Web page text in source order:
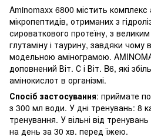
Aminomaxx 6800 містить комплекс
мікропептидів, отриманих з
сироваткового протеїну, з
глутаміну і таурину, завдяки чому
модельною амінограмою.
доповнений Віт. С і Віт. B6, які
амінокислот в організмі.
Спосіб застосування: приймате
з 300 мл води. У дні тренувань: 8
тренування. У вільні від
на день за 30 хв. перед їжею.